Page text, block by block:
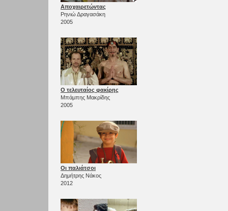
Αποχαιρετώντας
Ρηνιώ Δραγασάκη
2005
Ο τελευταίος φακίρης
Μπάμπης Μακρίδης
2005
Οι παλιάτσοι
Δημήτρης Νάκος
2012